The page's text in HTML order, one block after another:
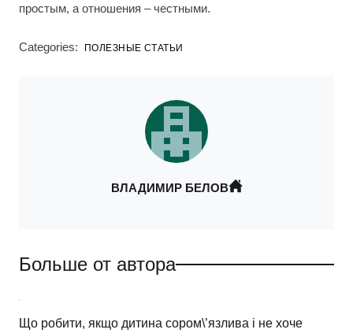
простым, а отношения – честными.
Categories: ПОЛЕЗНЫЕ СТАТЬИ
ВЛАДИМИР БЕЛОВ
Больше от автора
Що робити, якщо дитина сором\’язлива і не хоче